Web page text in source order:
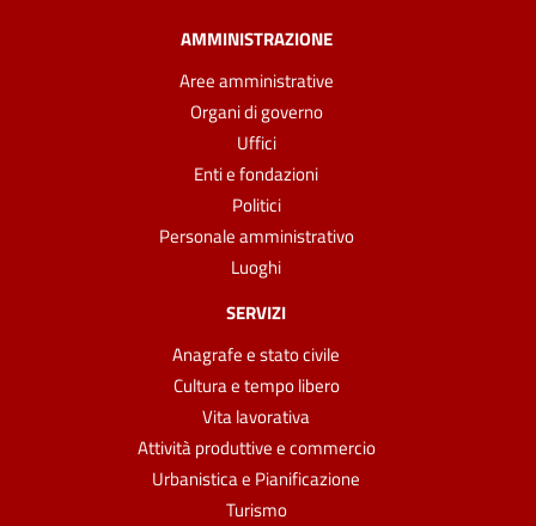
AMMINISTRAZIONE
Aree amministrative
Organi di governo
Uffici
Enti e fondazioni
Politici
Personale amministrativo
Luoghi
SERVIZI
Anagrafe e stato civile
Cultura e tempo libero
Vita lavorativa
Attività produttive e commercio
Urbanistica e Pianificazione
Turismo